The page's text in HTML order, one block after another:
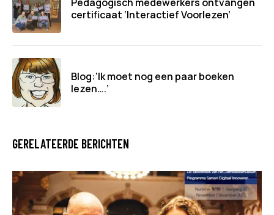
certificaat ‘Interactief Voorlezen’
Blog:‘Ik moet nog een paar boeken
lezen….’
GERELATEERDE BERICHTEN